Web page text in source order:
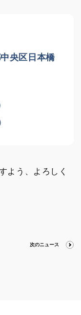
央区日本橋
よう、よろしく
次のニュース